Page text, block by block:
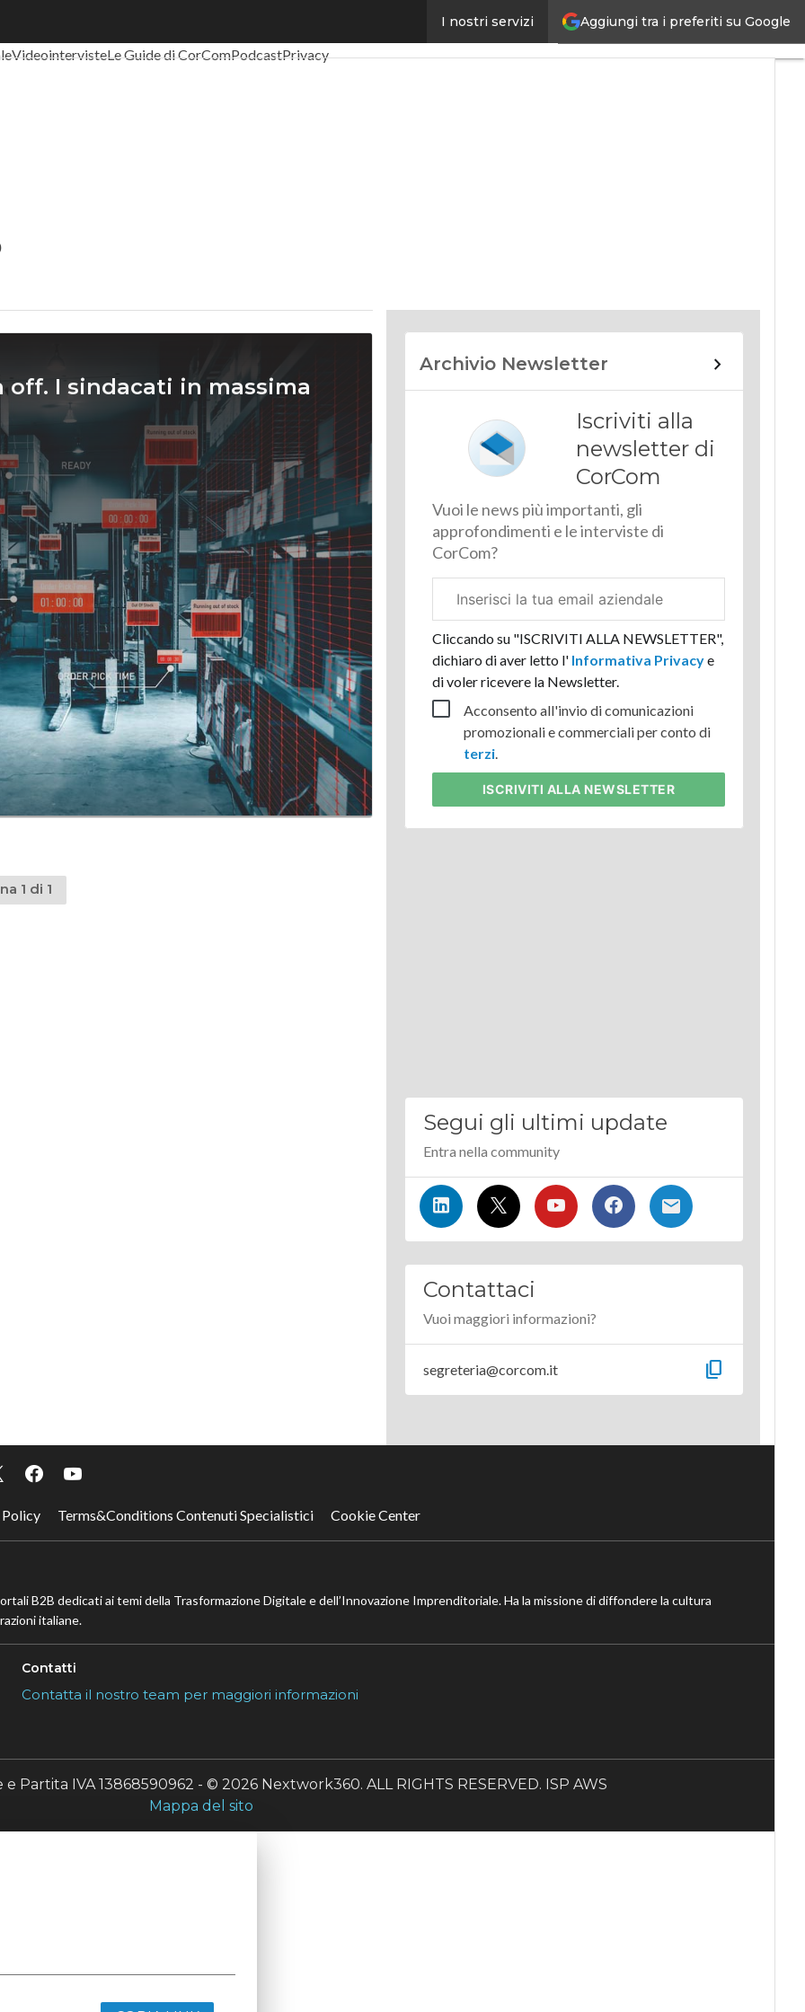
Aggiungi tra i preferiti su Google
I nostri servizi
VideointervisteLe Guide di CorComPodcastPrivacy
I sindacati in massima
1 di 1
Archivio Newsletter
Iscriviti alla
newsletter di
CorCom
Vuoi le news più importanti, gli
approfondimenti e le interviste di
CorCom?
aziendale
Cliccando su "ISCRIVITI ALLA NEWSLETTER",
dichiaro di aver letto l'Informativa Privacye
di voler ricevere la Newsletter.
Acconsento all'invio di comunicazioni
promozionali e commerciali per conto di
terzi.
ISCRIVITI ALLA NEWSLETTER
Segui gli ultimi update
Entra nella community
Contattaci
Vuoi maggiori informazioni?
segreteria@corcom.it content_copy
Terms&Conditions Contenuti Specialistici Cookie Center
B2B dedicati ai temi della Trasformazione Digitale e dell’Innovazione Imprenditoriale. Ha la missione di diffondere la cultura
italiane.
Contatti
Contatta il nostro team per maggiori informazioni
Partita IVA 13868590962 - © 2026 Nextwork360. ALL RIGHTS RESERVED. ISP AWS
Mappa del sito